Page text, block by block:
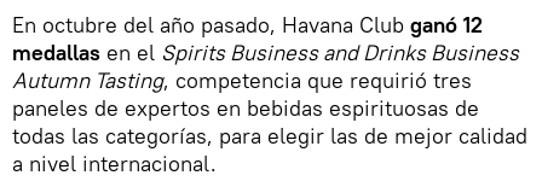
En octubre del año pasado, Havana Club ganó 12
medallas en el Spirits Business and Drinks Business
Autumn Tasting, competencia que requirió tres
paneles de expertos en bebidas espirituosas de
todas las categorías, para elegir las de mejor calidad
a nivel internacional.